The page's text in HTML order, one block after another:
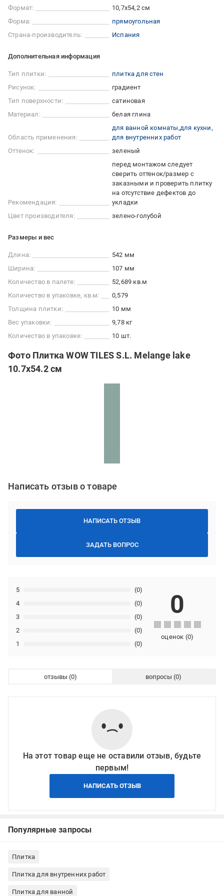
Формат:
10,7x54,2 см
Форма:
прямоугольная
Страна-производитель:
Испания
Дополнительная информация
Тип плитки:
плитка для стен
Рисунок:
градиент
Тип поверхности:
сатиновая
Материал:
белая глина
Область применения:
для ванной комнаты для кухни
для внутренних работ
Оттенок:
зеленый
Рекомендация:
перед монтажом следует
сверить оттенок/размер с
заказными и проверить плитку
на отсутствие дефектов до
укладки
Цвет производителя:
зелено-голубой
Размеры и вес
Длина:
542 мм
Ширина:
107 мм
Количество в палете:
52,689 кв.м
Количество в упаковке, кв.м:
0,579
Толщина плитки:
10 мм
Вес упаковки:
9,78 кг
Количество в упаковке:
10 шт.
Фото Плитка WOW TILES S.L. Melange lake
10.7x54.2 см
Написать отзыв о товаре
НАПИСАТЬ ОТЗЫВ
ЗАДАТЬ ВОПРОС
1 (0)
2 (0)
3 (0)
4 (0)
5 (0)
0
оценок (0)
отзывы вопросы
На этот товар еще не оставили отзыв, будьте
первым!
НАПИСАТЬ ОТЗЫВ
Популярные запросы
Плитка
Плитка для внутренних работ
Плитка для ванной